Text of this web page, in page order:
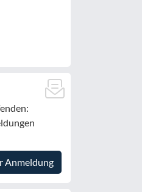
Anmeldung